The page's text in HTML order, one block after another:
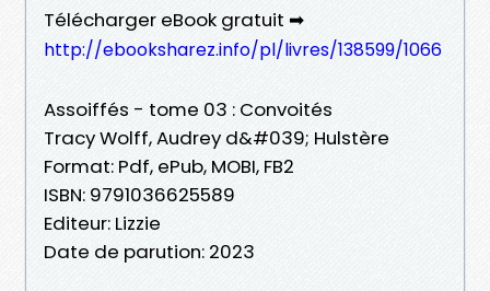
Télécharger eBook gratuit ➡
http://ebooksharez.info/pl/livres/138599/1066
Assoiffés - tome 03 : Convoités
Tracy Wolff, Audrey d&#039; Hulstère
Format: Pdf, ePub, MOBI, FB2
ISBN: 9791036625589
Editeur: Lizzie
Date de parution: 2023